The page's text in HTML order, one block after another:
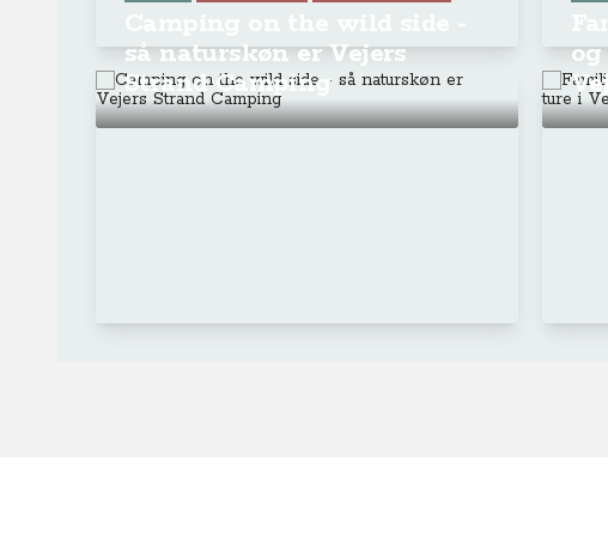
så naturskøn er Vejers
Strand Camping